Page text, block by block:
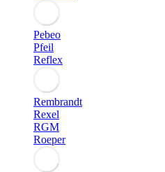
Pebeo
Pfeil
Reflex
Rembrandt
Rexel
RGM
Roeper